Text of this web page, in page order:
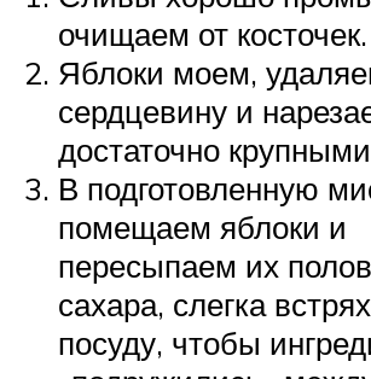
очищаем от косточек.
Яблоки моем,
сердцевину и
достаточно
В подготовленную
помещаем яблоки и
пересыпаем их
сахара, слегка
посуду, чтобы